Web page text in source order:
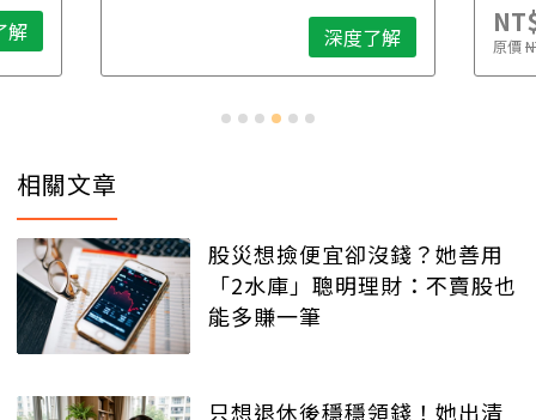
解 深度了解 原價
相關文章
股災想撿便宜卻沒錢？她善用
「2水庫」聰明理財：不賣股也
能多賺一筆
只想退休後穩穩領錢！她出清